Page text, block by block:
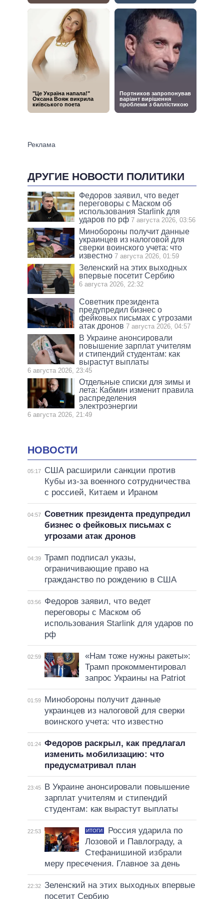
ДРУГИЕ НОВОСТИ ПОЛИТИКИ
Федоров заявил, что ведет
переговоры с Маском об
использования Starlink для
ударов по рф 7 августа 2026, 03:56
Минобороны получит данные
украинцев из налоговой для
сверки воинского учета: что
известно 7 августа 2026, 01:59
Зеленский на этих выходных
впервые посетит Сербию
6 августа 2026, 22:32
Советник президента
предупредил бизнес о
фейковых письмах с угрозами
атак дронов 7 августа 2026, 04:57
В Украине анонсировали
повышение зарплат учителям
и стипендий студентам: как
вырастут выплаты
6 августа 2026, 23:45
Отдельные списки для зимы и
лета: Кабмин изменит правила
распределения
электроэнергии
6 августа 2026, 21:49
НОВОСТИ
05:17
США расширили санкции против
Кубы из-за военного сотрудничества
с россией, Китаем и Ираном
04:57 Советник президента предупредил
бизнес о фейковых письмах с
угрозами атак дронов
04:39 Трамп подписал указы,
ограничивающие право на
гражданство по рождению в США
03:56
Федоров заявил, что ведет
переговоры с Маском об
использования Starlink для ударов по
рф
02:59
«Нам тоже нужны ракеты»:
Трамп прокомментировал
запрос Украины на Patriot
01:59
Минобороны получит данные
украинцев из налоговой для сверки
воинского учета: что известно
01:24 Федоров раскрыл, как предлагал
изменить мобилизацию: что
предусматривал план
23:45
В Украине анонсировали повышение
зарплат учителям и стипендий
студентам: как вырастут выплаты
22:53 ИТОГИ
Россия ударила по
Лозовой и Павлограду, а
Стефанишиной избрали
меру пресечения. Главное за день
22:32 Зеленский на этих выходных впервые
посетит Сербию